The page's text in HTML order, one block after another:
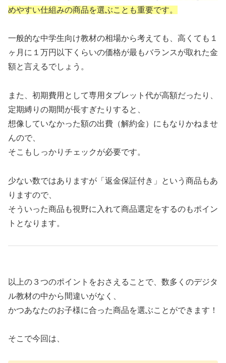
めやすい仕組みの商品を選ぶことも重要です。
一般的な中学生向け教材の相場から考えても、高くても１
ヶ月に１万円以下くらいの価格が最もバランスが取れた金
額と言えるでしょう。
また、初期費用として専用タブレット代が高額だったり、
定期縛りの期間が長すぎたりすると、
想像していなかった額の出費（解約金）にもなりかねませ
んので、
そこもしっかりチェックが必要です。
少ない数ではありますが「返金保証付き」という商品もあ
りますので、
そういった商品も視野に入れて商品選定をするのもポイン
トとなります。
以上の３つのポイントをおさえることで、数多くのデジタ
ル教材の中から間違いがなく、
かつあなたのお子様に合った商品を選ぶことができます！
そこで今回は、